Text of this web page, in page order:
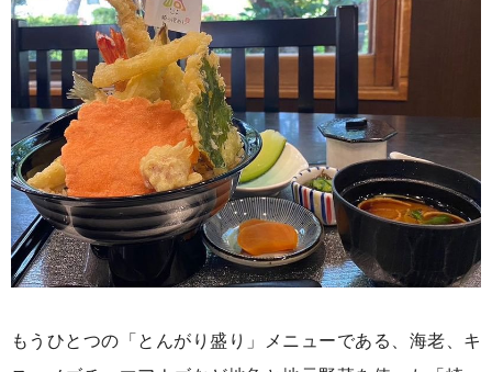
もうひとつの「とんがり盛り」メニューである、海老、キ